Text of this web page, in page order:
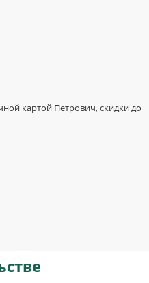
картой Петрович, скидки до